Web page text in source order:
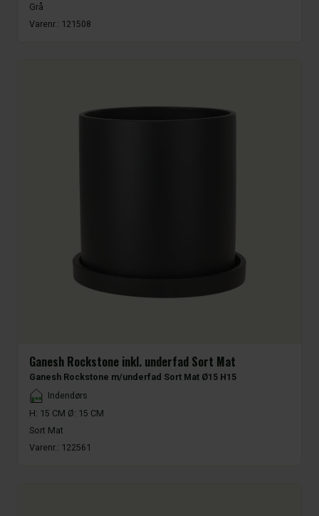
Grå
Varenr.: 121508
Ganesh Rockstone inkl. underfad Sort Mat
Ganesh Rockstone m/underfad Sort Mat Ø15 H15
Placement
Indendørs
H: 15 CM Ø: 15 CM
Sort Mat
Varenr.: 122561